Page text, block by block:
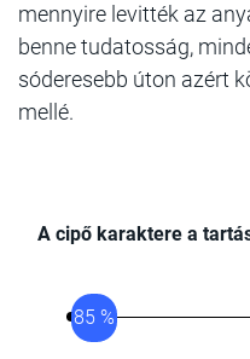
mennyire levitték az
benne tudatosság,
sóderesebb úton azért
mellé.
A cipő karaktere a
85 %